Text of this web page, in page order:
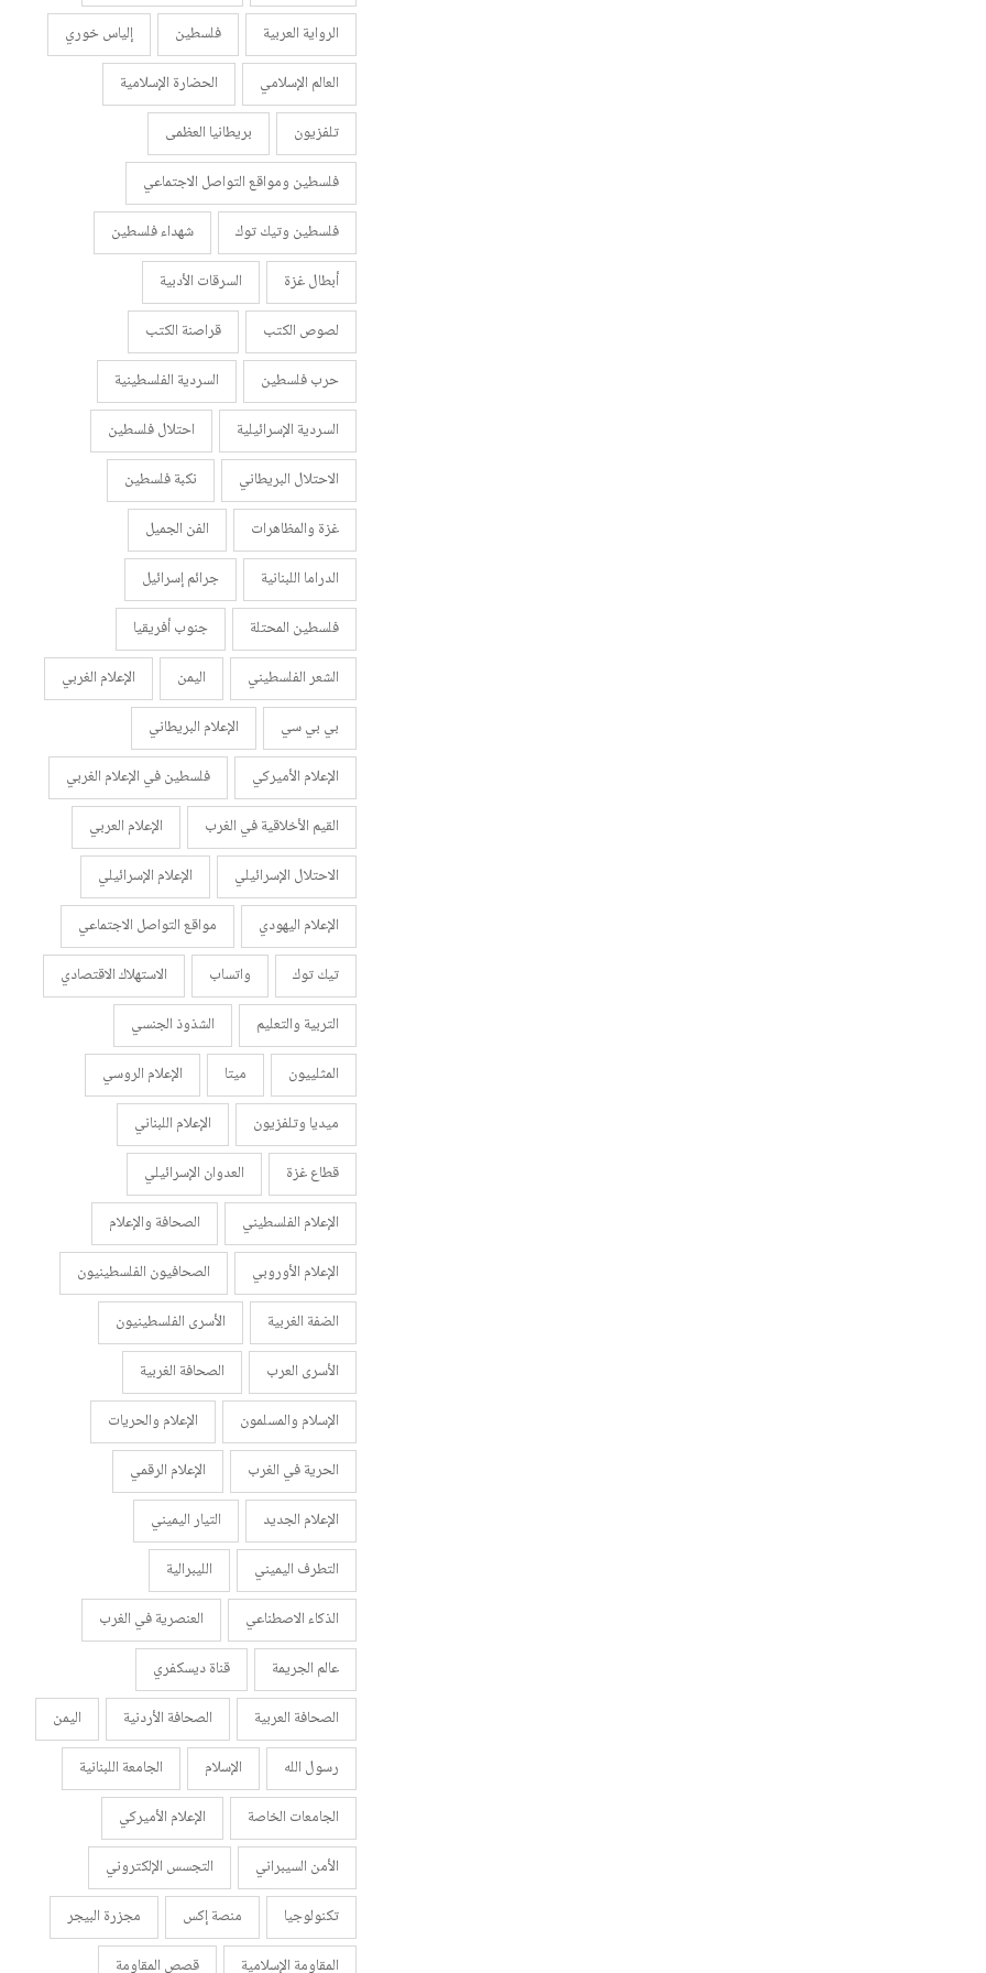
الرواية العربية
فلسطين
إلياس خوري
العالم الإسلامي
الحضارة الإسلامية
تلفزيون
بريطانيا العظمى
فلسطين ومواقع التواصل الاجتماعي
فلسطين وتيك توك
شهداء فلسطين
أبطال غزة
السرقات الأدبية
لصوص الكتب
قراصنة الكتب
حرب فلسطين
السردية الفلسطينية
السردية الإسرائيلية
احتلال فلسطين
الاحتلال البريطاني
نكبة فلسطين
غزة والمظاهرات
الفن الجميل
الدراما اللبنانية
جرائم إسرائيل
فلسطين المحتلة
جنوب أفريقيا
الشعر الفلسطيني
اليمن
الإعلام الغربي
بي بي سي
الإعلام البريطاني
الإعلام الأميركي
فلسطين في الإعلام الغربي
القيم الأخلاقية في الغرب
الإعلام العربي
الاحتلال الإسرائيلي
الإعلام الإسرائيلي
الإعلام اليهودي
مواقع التواصل الاجتماعي
تيك توك
واتساب
الاستهلاك الاقتصادي
التربية والتعليم
الشذوذ الجنسي
المثلييون
ميتا
الإعلام الروسي
ميديا وتلفزيون
الإعلام اللبناني
قطاع غزة
العدوان الإسرائيلي
الإعلام الفلسطيني
الصحافة والإعلام
الإعلام الأوروبي
الصحافيون الفلسطينيون
الضفة الغربية
الأسرى الفلسطينيون
الأسرى العرب
الصحافة الغربية
الإسلام والمسلمون
الإعلام والحريات
الحرية في الغرب
الإعلام الرقمي
الإعلام الجديد
التيار اليميني
التطرف اليميني
الليبرالية
الذكاء الاصطناعي
العنصرية في الغرب
عالم الجريمة
قناة ديسكفري
الصحافة العربية
الصحافة الأردنية
اليمن
رسول الله
الإسلام
الجامعة اللبنانية
الجامعات الخاصة
الإعلام الأميركي
الأمن السيبراني
التجسس الإلكتروني
تكنولوجيا
منصة إكس
مجزرة البيجر
المقاومة الإسلامية
قصص المقاومة